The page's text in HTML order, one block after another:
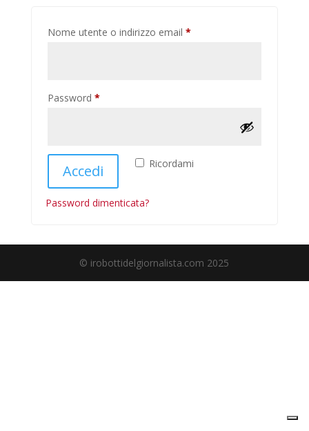
Nome utente o indirizzo email *Richiesto
Password *Richiesto
Ricordami
Accedi
Password dimenticata?
© irobottidelgiornalista.com 2025